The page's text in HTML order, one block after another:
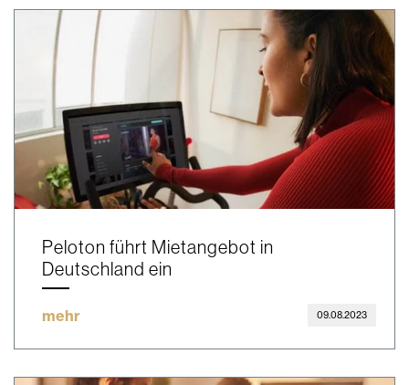
Peloton führt Mietangebot in
Deutschland ein
mehr 09.08.2023